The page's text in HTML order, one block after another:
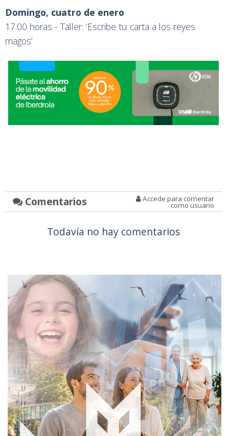
Domingo, cuatro de enero
17:00 horas - Taller: ‘Escribe tu carta a los reyes
magos’
Comentarios Accede para comentar
como usuario
Todavía no hay comentarios